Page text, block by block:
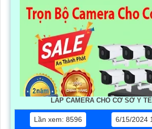
LẮP CAMERA CHO CƠ SỞ Y
Lần xem: 8596
6/15/2024